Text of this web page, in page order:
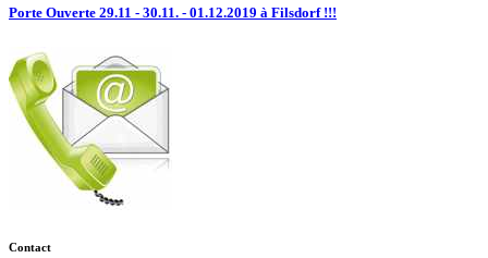
Porte Ouverte 29.11 - 30.11. - 01.12.2019 à Filsdorf !!!
Contact